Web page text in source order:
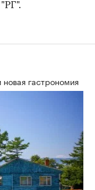
гастрономия